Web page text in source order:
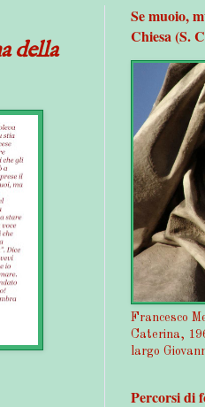
della
Se muoio,
Chiesa (S.
Francesco
Caterina,
largo
Percorsi di